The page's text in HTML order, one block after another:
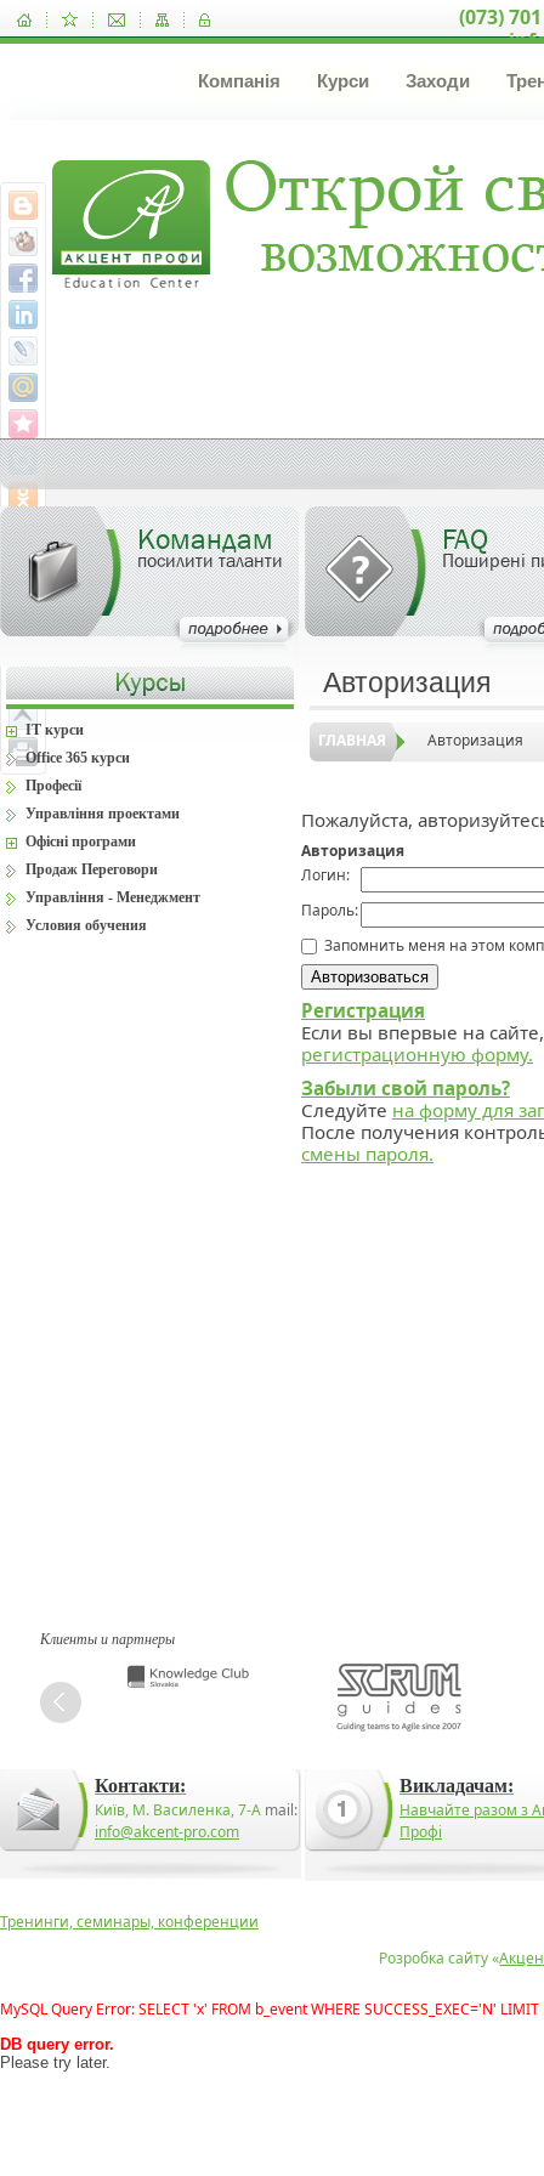
(073)
Компанія Курси Заходи
Командам
посилити таланти
FAQ
Поширені
Авторизация
ГЛАВНАЯ Авторизация
Пожалуйста,
Авторизация
Логин:
Пароль:
Запомнить меня на этом
Регистрация
Если вы впервые на
регистрационную форму.
Забыли свой пароль?
Следуйте на форму для
После получения
смены пароля.
IT курси
Office 365 курси
Професії
Управління проектами
Офісні програми
Продаж Переговори
Управління - Менеджмент
Условия обучения
Клиенты и партнеры
Контакти:
Київ, М. Василенка, 7-А mail:
info@akcent-pro.com
Викладачам:
Навчайте разом з
Профі
Розробка сайту «
Тренинги, семинары, конференции
MySQL Query Error: SELECT 'x' FROM b_event WHERE SUCCESS_EXEC='N' LIMIT
DB query error.
Please try later.